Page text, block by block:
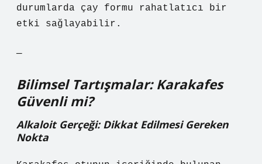
durumlarda çay formu rahatlatıcı bir
etki sağlayabilir.
—
Bilimsel Tartışmalar: Karakafes
Güvenli mi?
Alkaloit Gerçeği: Dikkat Edilmesi Gereken
Nokta